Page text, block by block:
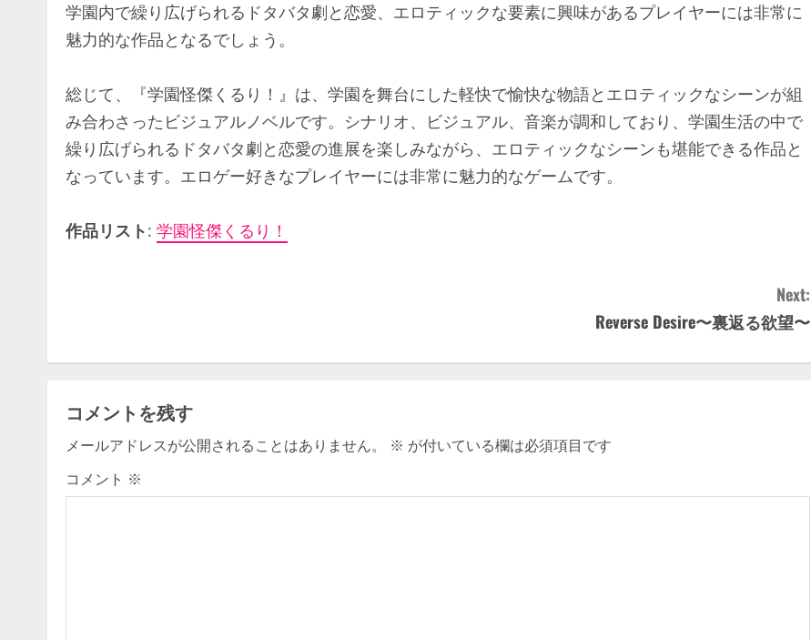
学園内で繰り広げられるドタバタ劇と恋愛、エロティックな要素に興味があるプレイヤーには非常に
魅力的な作品となるでしょう。
総じて、『学園怪傑くるり！』は、学園を舞台にした軽快で愉快な物語とエロティックなシーンが組
み合わさったビジュアルノベルです。シナリオ、ビジュアル、音楽が調和しており、学園生活の中で
繰り広げられるドタバタ劇と恋愛の進展を楽しみながら、エロティックなシーンも堪能できる作品と
なっています。エロゲー好きなプレイヤーには非常に魅力的なゲームです。
作品リスト: 学園怪傑くるり！
n
t
i
n
Next:
Reverse Desire〜裏返る欲望〜
コメントを残す
メールアドレスが公開されることはありません。 ※ が付いている欄は必須項目です
コメント ※